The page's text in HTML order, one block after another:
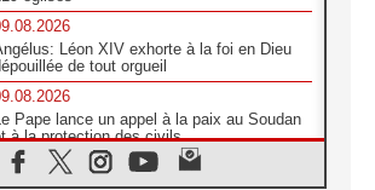
Léon XIV exhorte à la foi en Dieu
de tout orgueil
Pape lance un appel à la paix au Soudan
à la protection des civils
09.08.2026